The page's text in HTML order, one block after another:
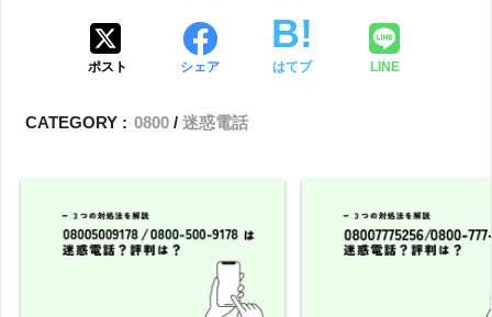
ポスト シェア はてブ LINE
CATEGORY : 0800 迷惑電話